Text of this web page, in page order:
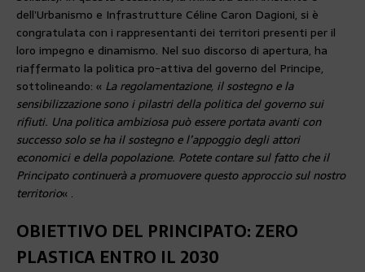
dell’Urbanismo e Infrastrutture Céline Caron Dagioni, si è
congratulata con i rappresentanti dei territori presenti per il
loro impegno e dinamismo. Nel suo discorso di apertura, ha
riaffermato la politica pro-attiva del governo del Principe,
sottolineando: « La regolamentazione, il sostegno e la
sensibilizzazione sono i pilastri della politica del governo sui
rifiuti. Una politica ambiziosa può essere portata avanti con
successo solo se ha il sostegno e l’appoggio degli attori
economici e della popolazione. Potete contare sul fatto che il
Principato continuerà a promuovere questo approccio sul nostro
territorio« .
OBIETTIVO DEL PRINCIPATO: ZERO
PLASTICA ENTRO IL 2030